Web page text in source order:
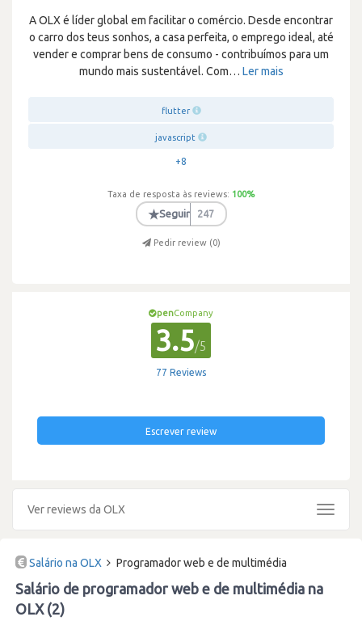
A OLX é líder global em facilitar o comércio. Desde encontrar
o carro dos teus sonhos, a casa perfeita, o emprego ideal, até
vender e comprar bens de consumo - contribuímos para um
mundo mais sustentável. Com… Ler mais
flutter
javascript
+8
Taxa de resposta às reviews: 100%
★Seguir 247
Pedir review (0)
penCompany
3.5/5
77 Reviews
Escrever review
Ver reviews da OLX
Toggle
Salário na OLX Programador web e de multimédia
Salário de programador web e de multimédia na
OLX (2)